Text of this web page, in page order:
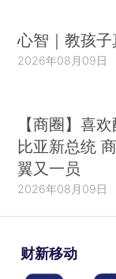
心智｜教孩
2026年08月09日
【商圈】喜
比亚新总统
翼又一员
2026年08月09日
财新移动